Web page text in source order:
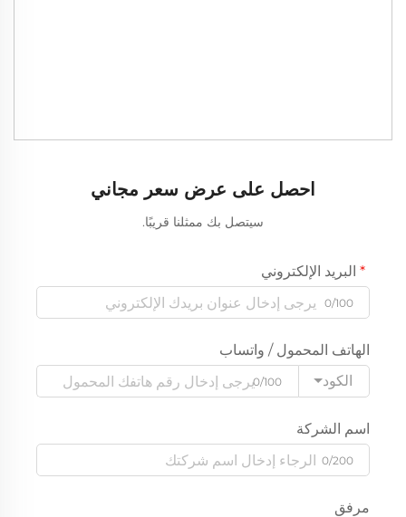
احصل على عرض سعر مجاني
سيتصل بك ممثلنا قريبًا.
البريد الإلكتروني
0/100
الهاتف المحمول / واتساب
الكود
0/100
اسم الشركة
0/200
مرفق